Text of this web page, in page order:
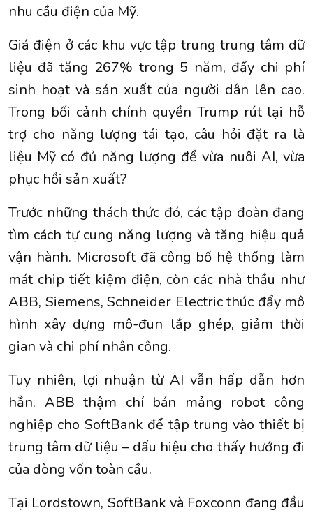
nhu cầu điện của Mỹ.
Giá điện ở các khu vực tập trung trung tâm dữ
liệu đã tăng 267% trong 5 năm, đẩy chi phí
sinh hoạt và sản xuất của người dân lên cao.
Trong bối cảnh chính quyền Trump rút lại hỗ
trợ cho năng lượng tái tạo, câu hỏi đặt ra là
liệu Mỹ có đủ năng lượng để vừa nuôi AI, vừa
phục hồi sản xuất?
Trước những thách thức đó, các tập đoàn đang
tìm cách tự cung năng lượng và tăng hiệu quả
vận hành. Microsoft đã công bố hệ thống làm
mát chip tiết kiệm điện, còn các nhà thầu như
ABB, Siemens, Schneider Electric thúc đẩy mô
hình xây dựng mô-đun lắp ghép, giảm thời
gian và chi phí nhân công.
Tuy nhiên, lợi nhuận từ AI vẫn hấp dẫn hơn
hẳn. ABB thậm chí bán mảng robot công
nghiệp cho SoftBank để tập trung vào thiết bị
trung tâm dữ liệu – dấu hiệu cho thấy hướng đi
của dòng vốn toàn cầu.
Tại Lordstown, SoftBank và Foxconn đang đầu